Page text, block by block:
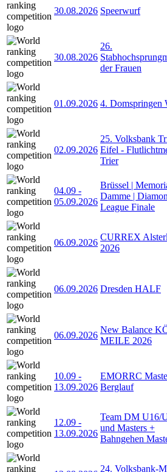
30.08.2026 Speerwurf
30.08.2026
26.
der Frauen
01.09.2026 4. Domspringen
02.09.2026
25. Volksbank
Eifel -
Trier
04.09 -
05.09.2026
Brüssel |
Damme |
League Finale
06.09.2026
CURREX
2026
06.09.2026 Dresden HALF
06.09.2026
New Balance
MEILE 2026
10.09 -
13.09.2026
EMORRC
Berglauf
12.09 -
13.09.2026
Team DM U16/
und Masters +
Bahngehen
24. Volksbank-